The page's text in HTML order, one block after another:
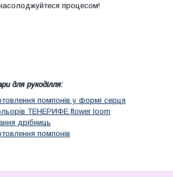
процесом!
для рукоділля:
помпонів у формі серця
ТЕНЕРИФЕ flower loom
дрібниць
помпонів